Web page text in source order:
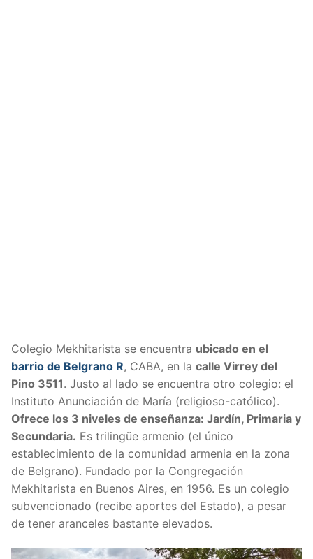
Colegio Mekhitarista se encuentra ubicado en el
barrio de Belgrano R, CABA, en la calle Virrey del
Pino 3511. Justo al lado se encuentra otro colegio: el
Instituto Anunciación de María (religioso-católico).
Ofrece los 3 niveles de enseñanza: Jardín, Primaria y
Secundaria. Es trilingüe armenio (el único
establecimiento de la comunidad armenia en la zona
de Belgrano). Fundado por la Congregación
Mekhitarista en Buenos Aires, en 1956. Es un colegio
subvencionado (recibe aportes del Estado), a pesar
de tener aranceles bastante elevados.